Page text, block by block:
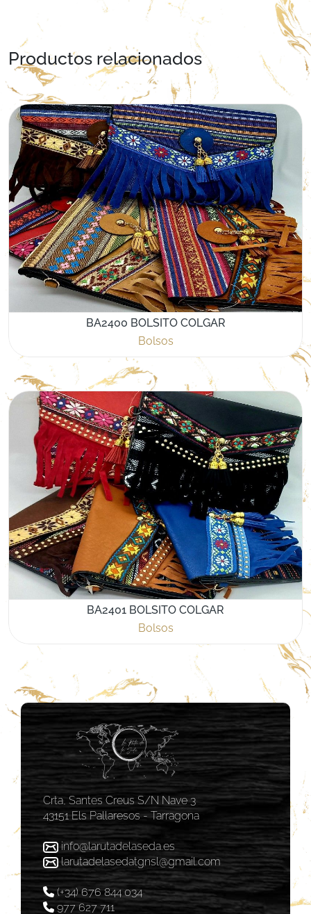
Productos relacionados
BA2400 BOLSITO COLGAR
Bolsos
BA2401 BOLSITO COLGAR
Bolsos
Crta, Santes Creus S/N Nave 3
43151 Els Pallaresos - Tarragona
info@larutadelaseda.es
larutadelasedatgnsl@gmail.com
(+34) 676 844 034
977 627 711